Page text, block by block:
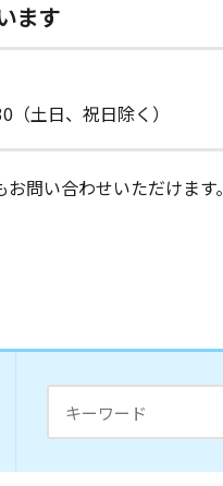
ます
（土日、祝日除く）
問い合わせいただけます。